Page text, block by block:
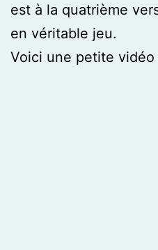
est à la quatrième
en véritable jeu.
Voici une petite vidéo